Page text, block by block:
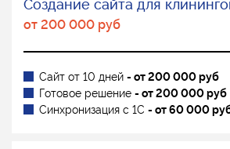
Создание сайта для
от 200 000 руб
Сайт от 10 дней - от 200 000 руб
Готовое решение - от 200 000 руб
Синхронизация с 1С - от 60 000